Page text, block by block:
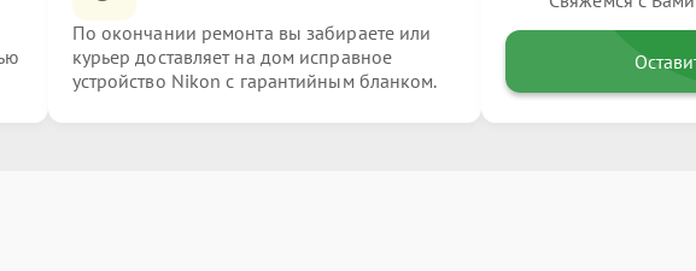
По окончании ремонта вы забираете или
курьер доставляет на дом исправное
устройство Nikon с гарантийным бланком.